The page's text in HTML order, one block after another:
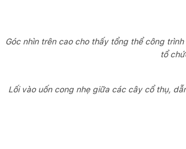
Góc nhìn trên cao cho thấy tổng thể công
tổ
Lối vào uốn cong nhẹ giữa các cây cổ thụ,